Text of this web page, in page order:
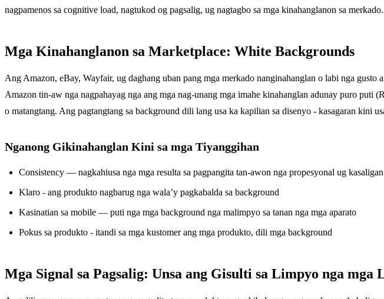
nagpamenos sa cognitive load, nagtukod og pagsalig, ug nagtagbo sa mga kinahanglanon sa merkado.
Mga Kinahanglanon sa Marketplace: White Backgrounds
Ang Amazon, eBay, Wayfair, ug daghang uban pang mga merkado nanginahanglan o labi nga
Amazon tin-aw nga nagpahayag nga ang mga nag-unang mga imahe kinahanglan adunay puro
o matangtang. Ang pagtangtang sa background dili lang usa ka kapilian sa disenyo - kasagaran kini
Nganong Gikinahanglan Kini sa mga Tiyanggihan
Consistency — nagkahiusa nga mga resulta sa pagpangita tan-awon nga propesyonal ug kasaligan
Klaro - ang produkto nagbarug nga wala’y pagkabalda sa background
Kasinatian sa mobile — puti nga mga background nga malimpyo sa tanan nga mga aparato
Pokus sa produkto - itandi sa mga kustomer ang mga produkto, dili mga background
Mga Signal sa Pagsalig: Unsa ang Gisulti sa Limpyo nga mga